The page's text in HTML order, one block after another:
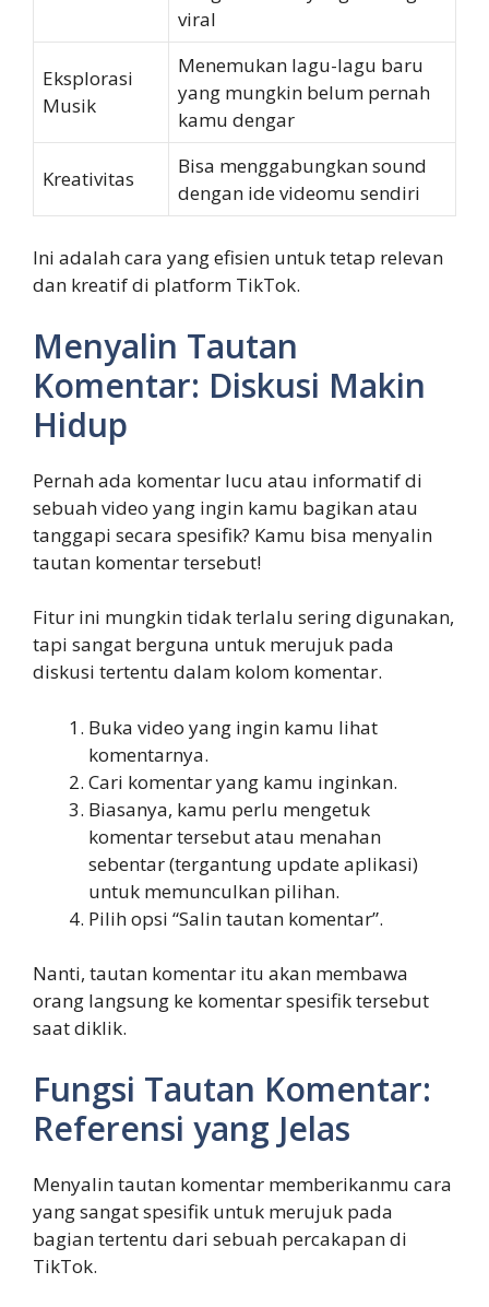
viral
Eksplorasi
Musik
Menemukan lagu-lagu baru
yang mungkin belum pernah
kamu dengar
Kreativitas
Bisa menggabungkan sound
dengan ide videomu sendiri
Ini adalah cara yang efisien untuk tetap relevan
dan kreatif di platform TikTok.
Menyalin Tautan
Komentar: Diskusi Makin
Hidup
Pernah ada komentar lucu atau informatif di
sebuah video yang ingin kamu bagikan atau
tanggapi secara spesifik? Kamu bisa menyalin
tautan komentar tersebut!
Fitur ini mungkin tidak terlalu sering digunakan,
tapi sangat berguna untuk merujuk pada
diskusi tertentu dalam kolom komentar.
Buka video yang ingin kamu lihat
komentarnya.
Cari komentar yang kamu inginkan.
Biasanya, kamu perlu mengetuk
komentar tersebut atau menahan
sebentar (tergantung update aplikasi)
untuk memunculkan pilihan.
Pilih opsi “Salin tautan komentar”.
Nanti, tautan komentar itu akan membawa
orang langsung ke komentar spesifik tersebut
saat diklik.
Fungsi Tautan Komentar:
Referensi yang Jelas
Menyalin tautan komentar memberikanmu cara
yang sangat spesifik untuk merujuk pada
bagian tertentu dari sebuah percakapan di
TikTok.